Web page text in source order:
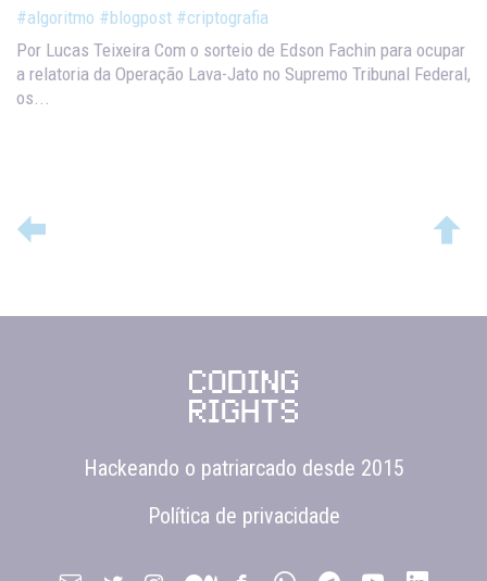
#algoritmo #blogpost #criptografia
Por Lucas Teixeira Com o sorteio de Edson Fachin para ocupar
a relatoria da Operação Lava-Jato no Supremo Tribunal Federal,
os...
Hackeando o patriarcado desde 2015
Política de privacidade